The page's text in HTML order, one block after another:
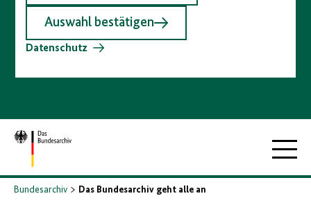
Auswahl bestätigen
Datenschutz
Zur
Startseite
Bundesarchiv Das Bundesarchiv geht alle an